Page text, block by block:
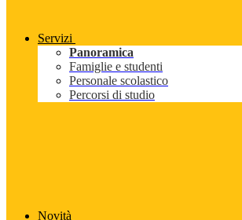
Servizi
Panoramica
Famiglie e studenti
Personale scolastico
Percorsi di studio
Novità